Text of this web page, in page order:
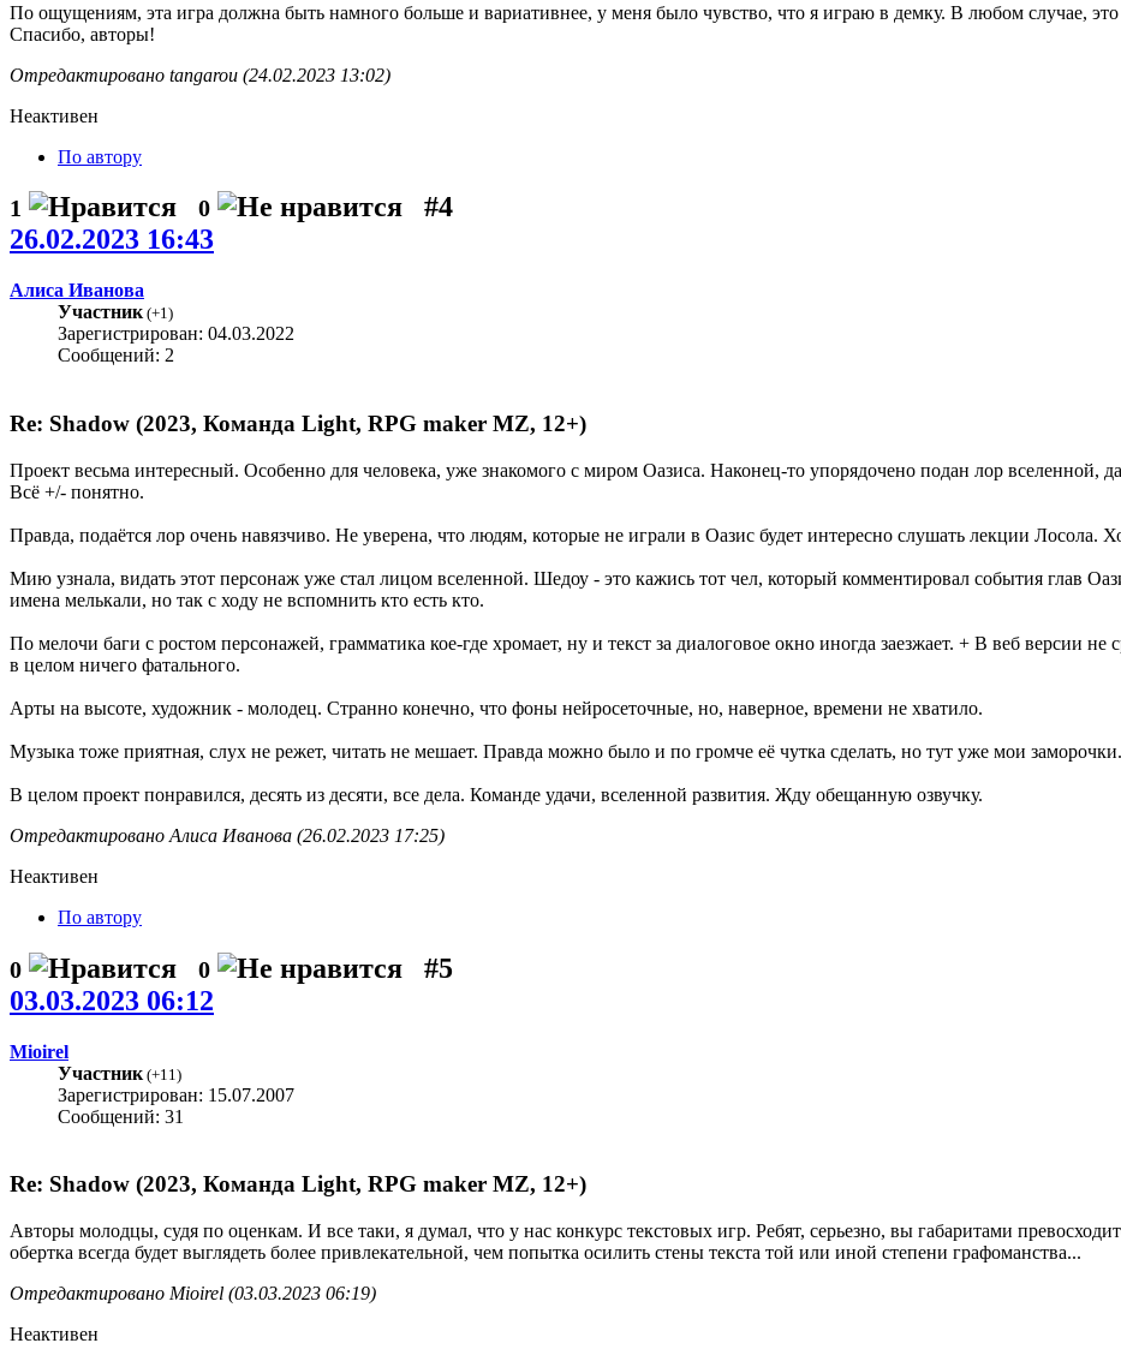
По ощущениям, эта игра должна быть намного больше и вариативнее, у меня было чувство, что я играю в демку. В любом случае,
Спасибо, авторы!
Отредактировано tangarou (24.02.2023 13:02)
Неактивен
По автору
1 0
#4
26.02.2023 16:43
Алиса Иванова
Участник(+1)
Зарегистрирован: 04.03.2022
Сообщений: 2
Re: Shadow (2023, Команда Light, RPG maker MZ, 12+)
Проект весьма интересный. Особенно для человека, уже знакомого с миром Оазиса. Наконец-то упорядочено подан лор вселенной,
Всё +/- понятно.
Правда, подаётся лор очень навязчиво. Не уверена, что людям, которые не играли в Оазис будет интересно слушать лекции Лосола.
Мию узнала, видать этот персонаж уже стал лицом вселенной. Шедоу - это кажись тот чел, который комментировал события глав
имена мелькали, но так с ходу не вспомнить кто есть кто.
По мелочи баги с ростом персонажей, грамматика кое-где хромает, ну и текст за диалоговое окно иногда заезжает. + В веб версии
в целом ничего фатального.
Арты на высоте, художник - молодец. Странно конечно, что фоны нейросеточные, но, наверное, времени не хватило.
Музыка тоже приятная, слух не режет, читать не мешает. Правда можно было и по громче её чутка сделать, но тут уже мои заморочки.
В целом проект понравился, десять из десяти, все дела. Команде удачи, вселенной развития. Жду обещанную озвучку.
Отредактировано Алиса Иванова (26.02.2023 17:25)
Неактивен
По автору
0 0
#5
03.03.2023 06:12
Mioirel
Участник (+11 )
Зарегистрирован: 15.07.2007
Сообщений: 31
Re: Shadow (2023, Команда Light, RPG maker MZ, 12+)
Авторы молодцы, судя по оценкам. И все таки, я думал, что у нас конкурс текстовых игр. Ребят, серьезно, вы габаритами
обертка всегда будет выглядеть более привлекательной, чем попытка осилить стены текста той или иной степени графоманства...
Отредактировано Mioirel (03.03.2023 06:19)
Неактивен